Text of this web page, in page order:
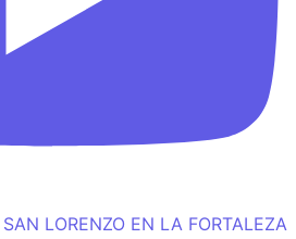
LORENZO EN LA FORTALEZA